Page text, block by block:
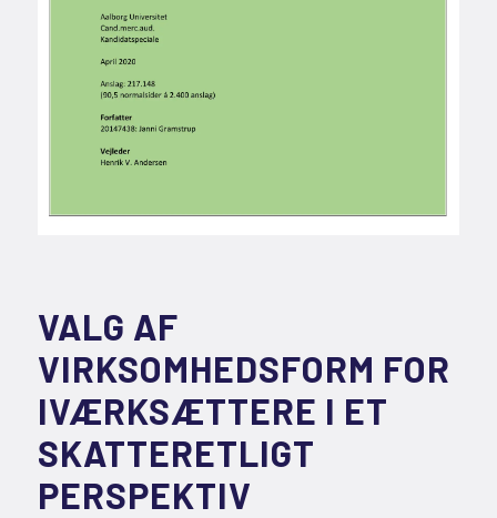
VALG AF
VIRKSOMHEDSFORM FOR
IVÆRKSÆTTERE I ET
SKATTERETLIGT
PERSPEKTIV